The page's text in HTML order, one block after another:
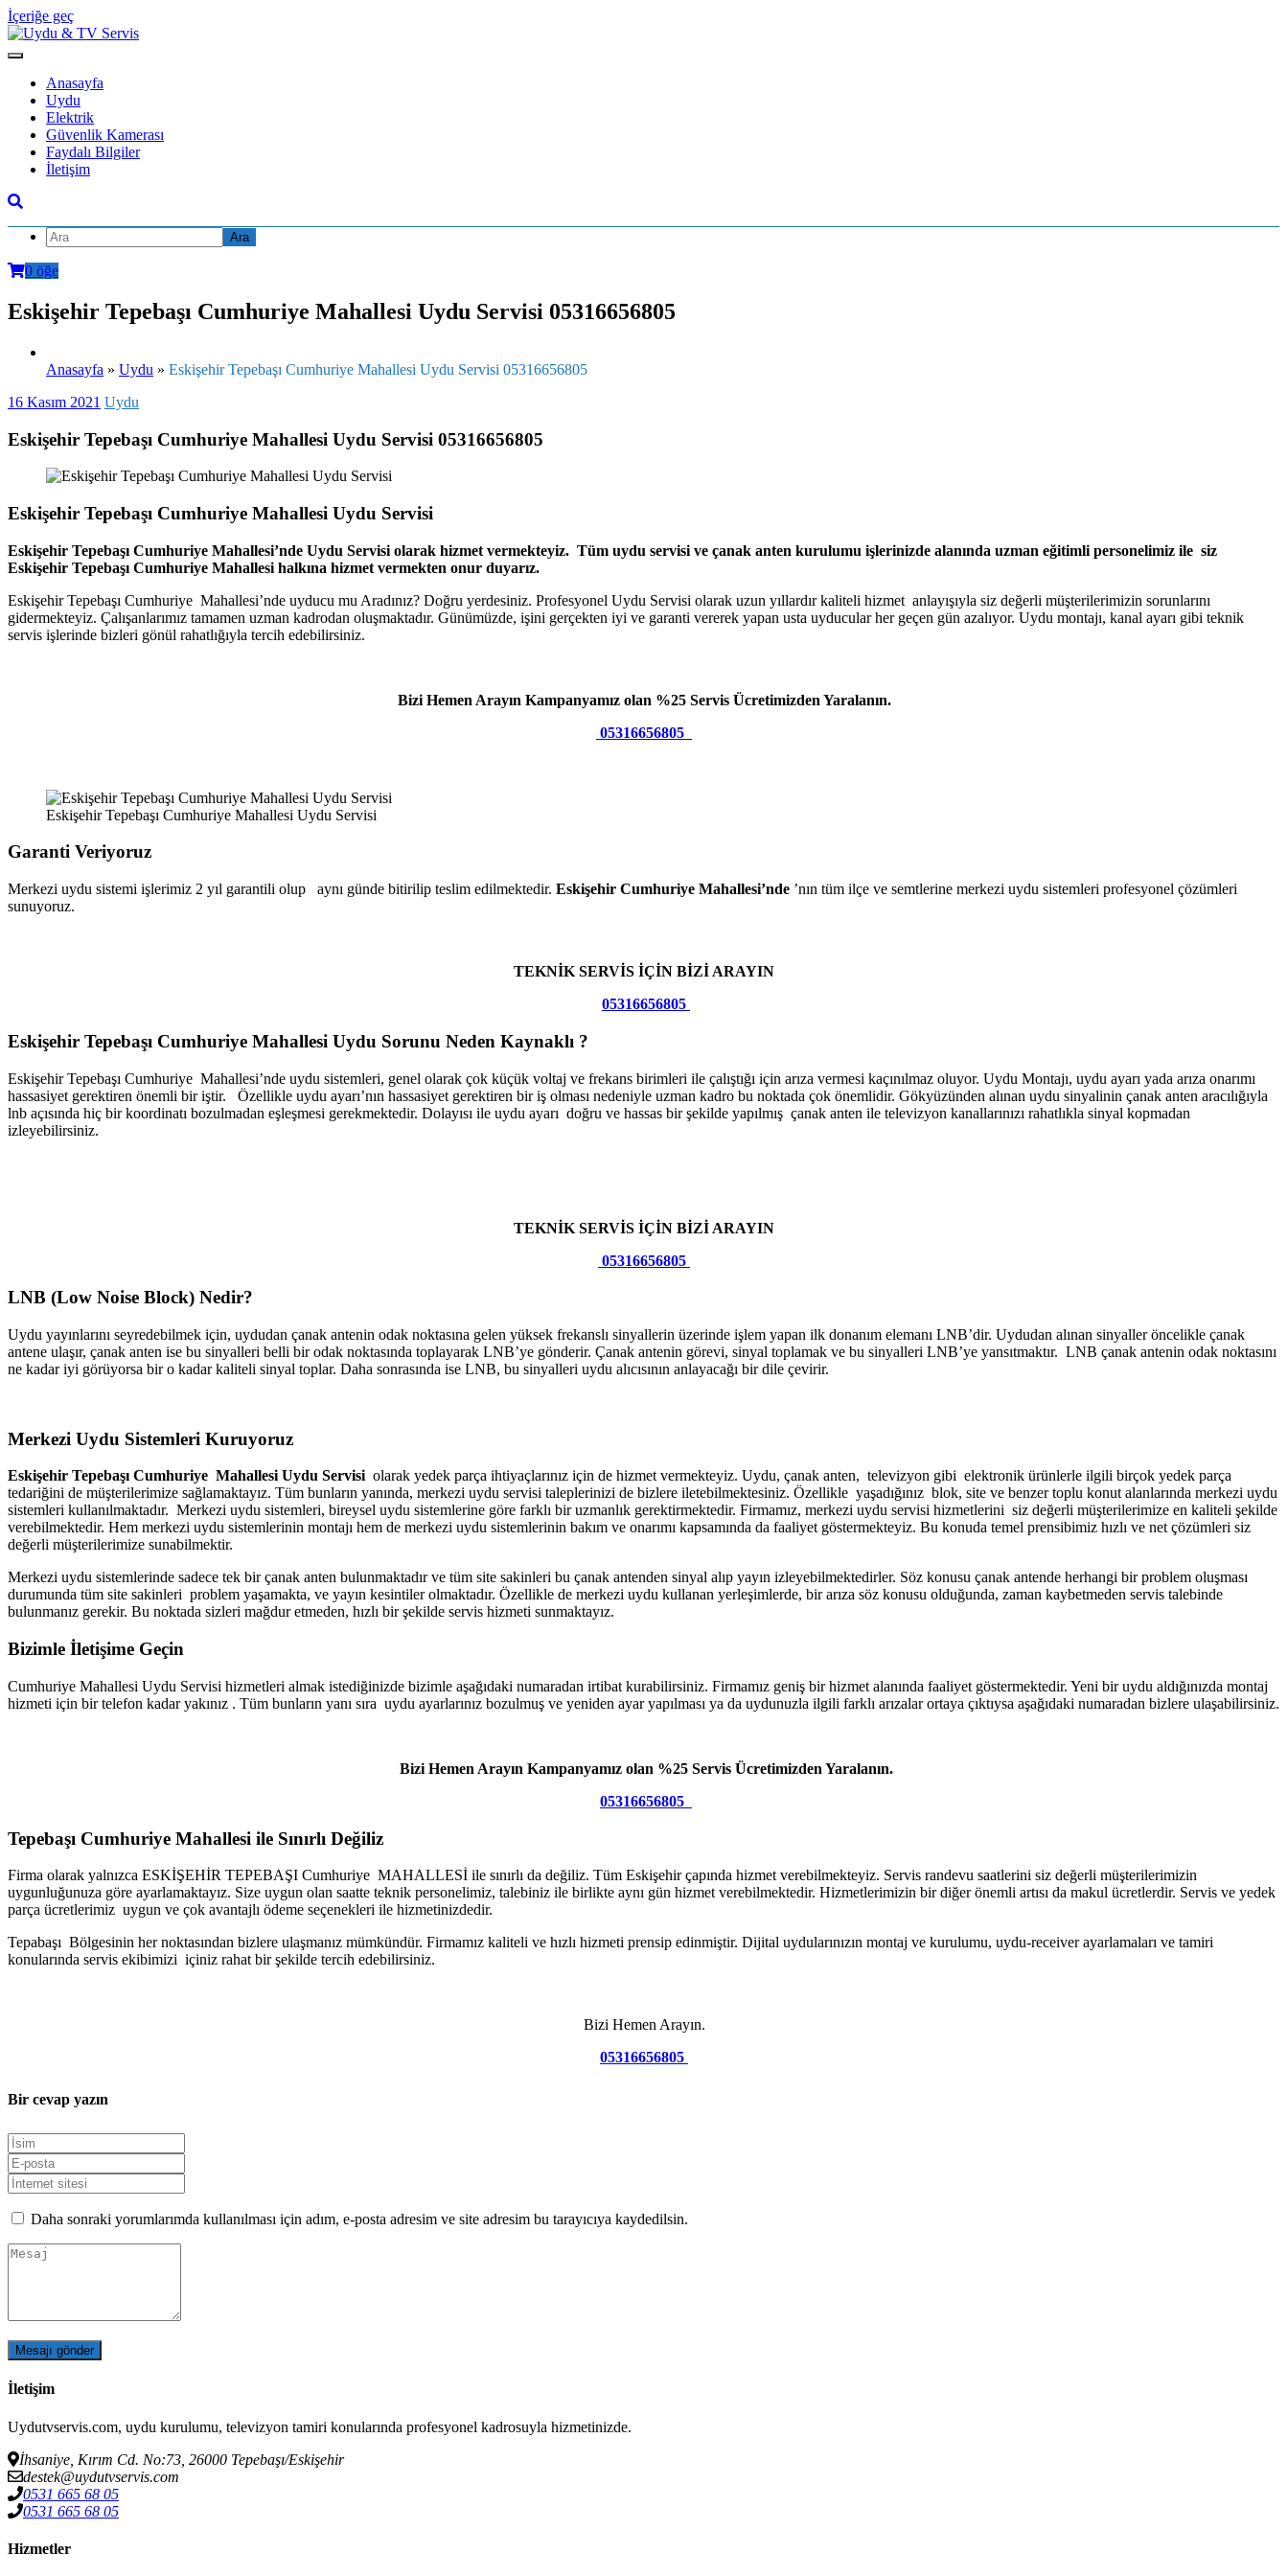
İçeriğe geç
Anasayfa
Uydu
Elektrik
Güvenlik Kamerası
Faydalı Bilgiler
İletişim
0 öğe
Eskişehir Tepebaşı Cumhuriye Mahallesi Uydu Servisi 05316656805
Anasayfa » Uydu » Eskişehir Tepebaşı Cumhuriye Mahallesi Uydu Servisi 05316656805
16 Kasım 2021 Uydu
Eskişehir Tepebaşı Cumhuriye Mahallesi Uydu Servisi 05316656805
Eskişehir Tepebaşı Cumhuriye Mahallesi Uydu Servisi
Eskişehir Tepebaşı Cumhuriye Mahallesi’nde Uydu Servisi olarak hizmet vermekteyiz. Tüm uydu servisi ve çanak anten kurulumu işlerinizde alanında uzman eğitimli personelimiz ile siz
Eskişehir Tepebaşı Cumhuriye Mahallesi halkına hizmet vermekten onur duyarız.
Eskişehir Tepebaşı Cumhuriye Mahallesi’nde uyducu mu Aradınız? Doğru yerdesiniz. Profesyonel Uydu Servisi olarak uzun yıllardır kaliteli hizmet anlayışıyla siz değerli müşterilerimizin sorunlarını
gidermekteyiz. Çalışanlarımız tamamen uzman kadrodan oluşmaktadır. Günümüzde, işini gerçekten iyi ve garanti vererek yapan usta uyducular her geçen gün azalıyor. Uydu montajı, kanal ayarı gibi teknik
servis işlerinde bizleri gönül rahatlığıyla tercih edebilirsiniz.
Bizi Hemen Arayın Kampanyamız olan %25 Servis Ücretimizden Yaralanın.
05316656805
Eskişehir Tepebaşı Cumhuriye Mahallesi Uydu Servisi
Garanti Veriyoruz
Merkezi uydu sistemi işlerimiz 2 yıl garantili olup aynı günde bitirilip teslim edilmektedir. Eskişehir Cumhuriye Mahallesi’nde ’nın tüm ilçe ve semtlerine merkezi uydu sistemleri profesyonel çözümleri
sunuyoruz.
TEKNİK SERVİS İÇİN BİZİ ARAYIN
05316656805
Eskişehir Tepebaşı Cumhuriye Mahallesi Uydu Sorunu Neden Kaynaklı ?
Eskişehir Tepebaşı Cumhuriye Mahallesi’nde uydu sistemleri, genel olarak çok küçük voltaj ve frekans birimleri ile çalıştığı için arıza vermesi kaçınılmaz oluyor. Uydu Montajı, uydu ayarı yada arıza onarımı
hassasiyet gerektiren önemli bir iştir. Özellikle uydu ayarı’nın hassasiyet gerektiren bir iş olması nedeniyle uzman kadro bu noktada çok önemlidir. Gökyüzünden alınan uydu sinyalinin çanak anten aracılığıyla
lnb açısında hiç bir koordinatı bozulmadan eşleşmesi gerekmektedir. Dolayısı ile uydu ayarı doğru ve hassas bir şekilde yapılmış çanak anten ile televizyon kanallarınızı rahatlıkla sinyal kopmadan
izleyebilirsiniz.
TEKNİK SERVİS İÇİN BİZİ ARAYIN
05316656805
LNB (Low Noise Block) Nedir?
Uydu yayınlarını seyredebilmek için, uydudan çanak antenin odak noktasına gelen yüksek frekanslı sinyallerin üzerinde işlem yapan ilk donanım elemanı LNB’dir. Uydudan alınan sinyaller öncelikle çanak
antene ulaşır, çanak anten ise bu sinyalleri belli bir odak noktasında toplayarak LNB’ye gönderir. Çanak antenin görevi, sinyal toplamak ve bu sinyalleri LNB’ye yansıtmaktır. LNB çanak antenin odak noktasını
ne kadar iyi görüyorsa bir o kadar kaliteli sinyal toplar. Daha sonrasında ise LNB, bu sinyalleri uydu alıcısının anlayacağı bir dile çevirir.
Merkezi Uydu Sistemleri Kuruyoruz
Eskişehir Tepebaşı Cumhuriye Mahallesi Uydu Servisi olarak yedek parça ihtiyaçlarınız için de hizmet vermekteyiz. Uydu, çanak anten, televizyon gibi elektronik ürünlerle ilgili birçok yedek parça
tedariğini de müşterilerimize sağlamaktayız. Tüm bunların yanında, merkezi uydu servisi taleplerinizi de bizlere iletebilmektesiniz. Özellikle yaşadığınız blok, site ve benzer toplu konut alanlarında merkezi uydu
sistemleri kullanılmaktadır. Merkezi uydu sistemleri, bireysel uydu sistemlerine göre farklı bir uzmanlık gerektirmektedir. Firmamız, merkezi uydu servisi hizmetlerini siz değerli müşterilerimize en kaliteli şekilde
verebilmektedir. Hem merkezi uydu sistemlerinin montajı hem de merkezi uydu sistemlerinin bakım ve onarımı kapsamında da faaliyet göstermekteyiz. Bu konuda temel prensibimiz hızlı ve net çözümleri siz
değerli müşterilerimize sunabilmektir.
Merkezi uydu sistemlerinde sadece tek bir çanak anten bulunmaktadır ve tüm site sakinleri bu çanak antenden sinyal alıp yayın izleyebilmektedirler. Söz konusu çanak antende herhangi bir problem oluşması
durumunda tüm site sakinleri problem yaşamakta, ve yayın kesintiler olmaktadır. Özellikle de merkezi uydu kullanan yerleşimlerde, bir arıza söz konusu olduğunda, zaman kaybetmeden servis talebinde
bulunmanız gerekir. Bu noktada sizleri mağdur etmeden, hızlı bir şekilde servis hizmeti sunmaktayız.
Bizimle İletişime Geçin
Cumhuriye Mahallesi Uydu Servisi hizmetleri almak istediğinizde bizimle aşağıdaki numaradan irtibat kurabilirsiniz. Firmamız geniş bir hizmet alanında faaliyet göstermektedir. Yeni bir uydu aldığınızda montaj
hizmeti için bir telefon kadar yakınız . Tüm bunların yanı sıra uydu ayarlarınız bozulmuş ve yeniden ayar yapılması ya da uydunuzla ilgili farklı arızalar ortaya çıktıysa aşağıdaki numaradan bizlere ulaşabilirsiniz.
Bizi Hemen Arayın Kampanyamız olan %25 Servis Ücretimizden Yaralanın.
05316656805
Tepebaşı Cumhuriye Mahallesi ile Sınırlı Değiliz
Firma olarak yalnızca ESKİŞEHİR TEPEBAŞI Cumhuriye MAHALLESİ ile sınırlı da değiliz. Tüm Eskişehir çapında hizmet verebilmekteyiz. Servis randevu saatlerini siz değerli müşterilerimizin
uygunluğunuza göre ayarlamaktayız. Size uygun olan saatte teknik personelimiz, talebiniz ile birlikte aynı gün hizmet verebilmektedir. Hizmetlerimizin bir diğer önemli artısı da makul ücretlerdir. Servis ve yedek
parça ücretlerimiz uygun ve çok avantajlı ödeme seçenekleri ile hizmetinizdedir.
Tepabaşı Bölgesinin her noktasından bizlere ulaşmanız mümkündür. Firmamız kaliteli ve hızlı hizmeti prensip edinmiştir. Dijital uydularınızın montaj ve kurulumu, uydu-receiver ayarlamaları ve tamiri
konularında servis ekibimizi içiniz rahat bir şekilde tercih edebilirsiniz.
Bizi Hemen Arayın.
05316656805
Bir cevap yazın
Daha sonraki yorumlarımda kullanılması için adım, e-posta adresim ve site adresim bu tarayıcıya kaydedilsin.
İletişim
Uydutvservis.com, uydu kurulumu, televizyon tamiri konularında profesyonel kadrosuyla hizmetinizde.
İhsaniye, Kırım Cd. No:73, 26000 Tepebaşı/Eskişehir
destek@uydutvservis.com
0531 665 68 05
‪0531 665 68 05
Hizmetler